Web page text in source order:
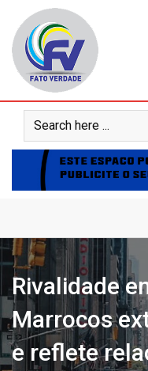
content
Rivalidade
Marrocos
e reflete